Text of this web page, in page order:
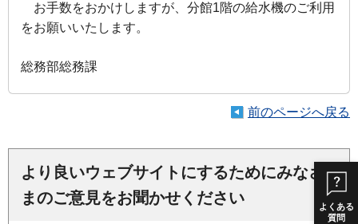
よくある
質問
お手数をおかけしますが、分館1階の給水機のご利用
をお願いいたします。
総務部総務課
前のページへ戻る
より良いウェブサイトにするためにみなさ
まのご意見をお聞かせください